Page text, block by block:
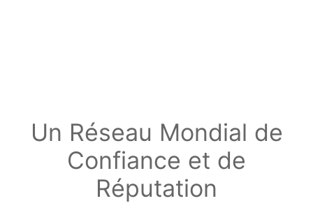
Un Réseau Mondial de
Confiance et de
Réputation